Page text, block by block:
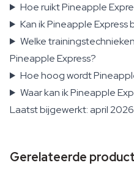
Hoe ruikt Pineapple
Kan ik Pineapple
Welke
Pineapple Express?
Hoe hoog wordt
Waar kan ik Pineapple
Laatst bijgewerkt: april 2026
Gerelateerde